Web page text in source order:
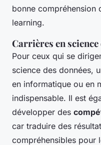
bonne compréhension
learning.
Carrières en science
Pour ceux qui se
science des données,
en informatique ou en
indispensable. Il est
développer des
car traduire des
compréhensibles pour